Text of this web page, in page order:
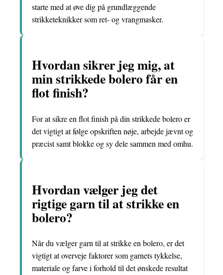
starte med at øve dig på grundlæggende
strikketeknikker som ret- og vrangmasker.
Hvordan sikrer jeg mig, at
min strikkede bolero får en
flot finish?
For at sikre en flot finish på din strikkede bolero er
det vigtigt at følge opskriften nøje, arbejde jævnt og
præcist samt blokke og sy dele sammen med omhu.
Hvordan vælger jeg det
rigtige garn til at strikke en
bolero?
Når du vælger garn til at strikke en bolero, er det
vigtigt at overveje faktorer som garnets tykkelse,
materiale og farve i forhold til det ønskede resultat